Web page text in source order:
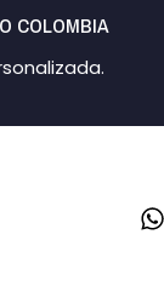
COLOMBIA